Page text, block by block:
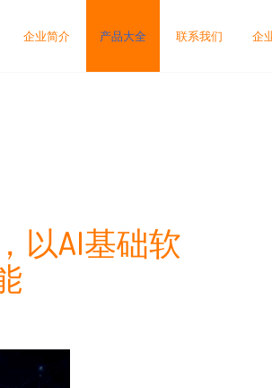
企业简介 产品大全 联系我们 企
以AI基础软